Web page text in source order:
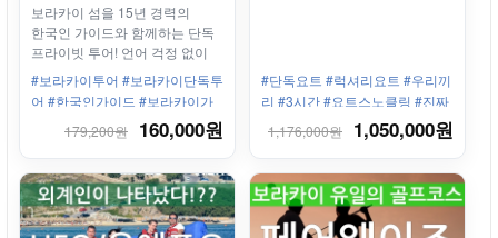
보라카이 섬을 15년 경력의
한국인 가이드와 함께하는 단독
프라이빗 투어! 언어 걱정 없이
8시간 동안 자유롭게 일정을
즐겨보세요.
#보라카이투어 #보라카이단독투
어 #한국인가이드 #보라카이가
이드 #보라카이8시간투어 #보라
카이자유여행 #보라카이추천 #
투어파이브 #프라이빗투어 #보
라카이여행 #보라카이맞춤투어
#필리핀가이드 #보라카이현지가
이드
179,200원 160,000원
#단독요트 #럭셔리요트 #우리끼
리 #3시간 #요트스노클링 #진짜
1,176,000원 1,050,000원